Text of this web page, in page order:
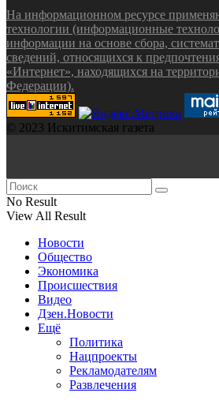
На информационном ресурсе
технологии (информационные
информации на основе сбора,
сведений, относящихся к
«Интернет», находящихся на
Федерации).
© 2023 Искитимская газета
No Result
View All Result
Новости
Общество
Экономика
Происшествия
Видео
Дзен.Новости
Ещё
Политика
Нацпроекты
Рекламодателям
Развлечения